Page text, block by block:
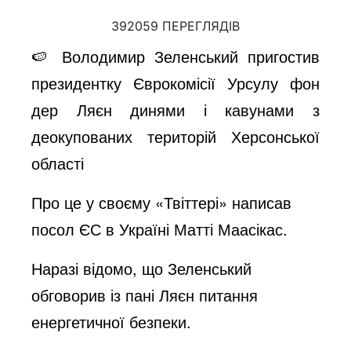
392059 ПЕРЕГЛЯДІВ
🍉 Володимир Зеленський пригостив
президентку Єврокомісії Урсулу фон
дер Ляєн динями і кавунами з
деокупованих територій Херсонської
області
Про це у своєму «Твіттері» написав
посол ЄС в Україні Матті Маасікас.
Наразі відомо, що Зеленський
обговорив із пані Ляєн питання
енергетичної безпеки.